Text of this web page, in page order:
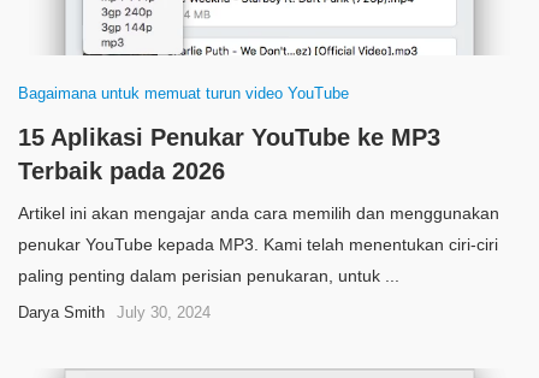
Bagaimana untuk memuat turun video YouTube
15 Aplikasi Penukar YouTube ke MP3
Terbaik pada 2026
Artikel ini akan mengajar anda cara memilih dan menggunakan
penukar YouTube kepada MP3. Kami telah menentukan ciri-ciri
paling penting dalam perisian penukaran, untuk ...
Darya Smith July 30, 2024